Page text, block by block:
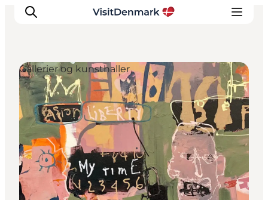
Inspiration
Destinationer
Oplevelser
Overnatning
Planlæg ferien
Gallerier og kunsthaller